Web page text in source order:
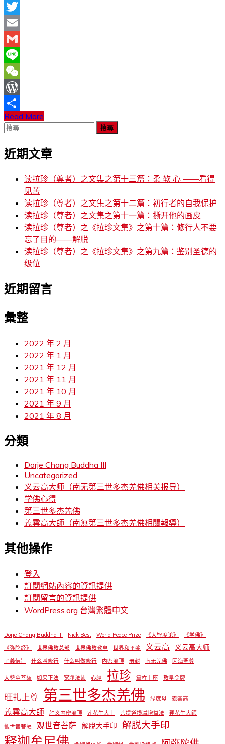
Facebook
Twitter
Email
Gmail
Line
WeChat
WordPress
分
享
Read More
搜
關
近期文章
读拉珍（尊者）之文集之第十三篇：柔 软 心 ——看得
见苦
读拉珍（尊者）之文集之第十二篇：初行者的自我保护
读拉珍（尊者）之文集之第十一篇：撕开他的画皮
读拉珍（尊者）之《拉珍文集》之第十篇：修行人不要
忘了目的——解脱
读拉珍（尊者）之《拉珍文集》之第九篇：鉴别圣德的
级位
近期留言
彙整
2022 年 2 月
2022 年 1 月
2021 年 12 月
2021 年 11 月
2021 年 10 月
2021 年 9 月
2021 年 8 月
分類
Dorje Chang Buddha III
Uncategorized
义云高大师（南无第三世多杰羌佛相关报导）
学佛心得
第三世多杰羌佛
義雲高大師（南無第三世多杰羌佛相關報導）
其他操作
登入
訂閱網站內容的資訊提供
訂閱留言的資訊提供
WordPress.org 台灣繁體中文
Dorje Chang Buddha III Nick Best World Peace Prize 《大智度论》
《学佛》
《弥陀经》
世界佛教总部 世界佛教教皇 世界和平奖 义云高 义云高大师
了義佛旨 什么叫修行 什么叫做修行 内密灌顶 册封 南无羌佛 因海聖尊
大勢至菩薩 如来正法 宽凈法师 心經 拉珍 拿杵上座 教皇令牌
旺扎上尊 第三世多杰羌佛 绿度母 義雲高
義雲高大師 胜义内密灌顶 莲花生大士 菩提道损减增益法
蓮花生大師
觀世音菩薩
观世音菩萨 解脫大手印 解脱大手印